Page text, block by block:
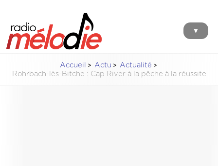
▼
Accueil Actu
Actualité
Rohrbach-lès-Bitche : Cap River à la pêche à la réussite